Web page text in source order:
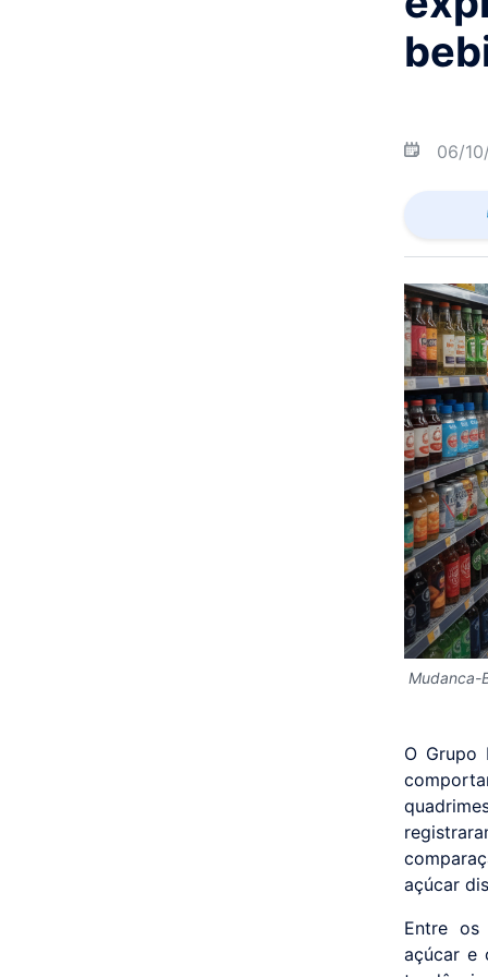
06/
Mudanca-
O Grupo
açúcar
Entre os
açúcar e